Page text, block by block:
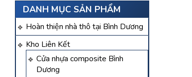
DANH MỤC SẢN PHẨM
Hoàn thiện nhà thô tại Bình Dương
Kho Liên Kết
Cửa nhựa composite Bình
Dương